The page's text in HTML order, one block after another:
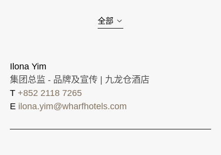
全部
Ilona Yim
集团总监 - 品牌及宣传 | 九龙仓酒店
T +852 2118 7265
E ilona.yim@wharfhotels.com